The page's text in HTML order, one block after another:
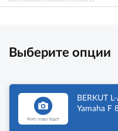
Выберите опции
BERKUT
Yamaha F